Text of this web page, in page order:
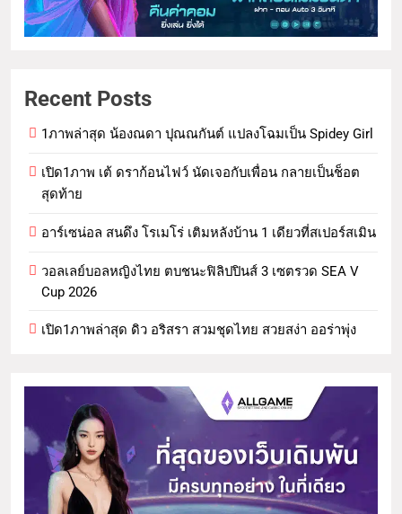
Recent Posts
1ภาพล่าสุด น้องณดา ปุณณกันต์ แปลงโฉมเป็น Spidey Girl
เปิด1ภาพ เต้ ดราก้อนไฟว์ นัดเจอกับเพื่อน กลายเป็นช็อต
สุดท้าย
อาร์เซน่อล สนดึง โรเมโร่ เติมหลังบ้าน 1 เดียวที่สเปอร์สเมิน
วอลเลย์บอลหญิงไทย ตบชนะฟิลิปปินส์ 3 เซตรวด SEA V
Cup 2026
เปิด1ภาพล่าสุด ดิว อริสรา สวมชุดไทย สวยสง่า ออร่าพุ่ง